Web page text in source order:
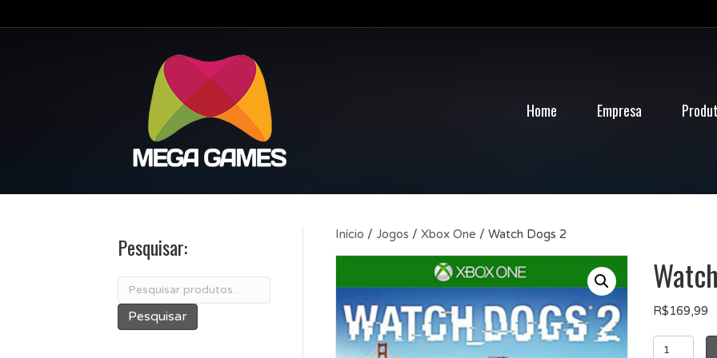
Home Empresa
Início / Jogos / Xbox One / Watch Dogs 2
R$169,99
Watch
Pesquisar:
Pesquisar
por:
Pesquisar